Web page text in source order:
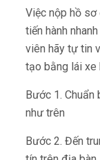
Việc nộp hồ
tiến hành
viên hãy tự tin
tạo bằng lái xe
Bước 1.
như trên
Bước 2. Đến